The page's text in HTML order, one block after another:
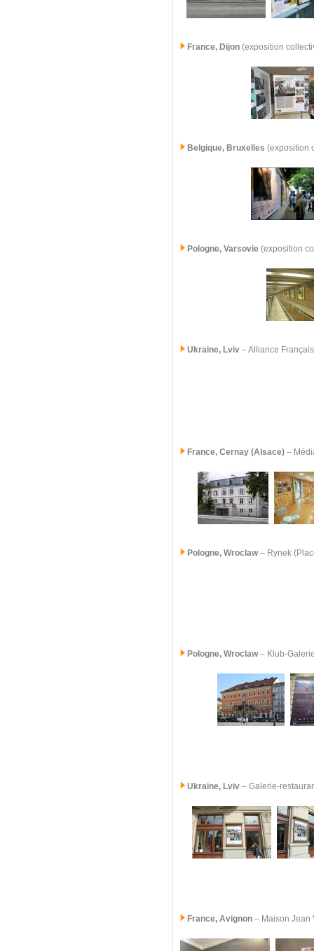
France, Dijon (exposition
Belgique, Bruxelles (exposition
Pologne, Varsovie (exposition
Ukraine, Lviv – Alliance
France, Cernay (Alsace) –
Pologne, Wroclaw– Rynek
Pologne, Wroclaw– Klub-
Ukraine, Lviv – Galerie-
France, Avignon – Maison Jean